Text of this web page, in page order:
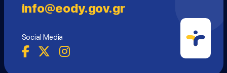
info@eody.gov.gr
Social Media